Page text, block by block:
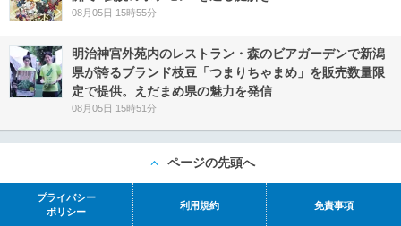
08月05日 15時55分
明治神宮外苑内のレストラン・森のビアガーデンで新潟
県が誇るブランド枝豆「つまりちゃまめ」を販売数量限
定で提供。えだまめ県の魅力を発信
08月05日 15時51分
ページの先頭へ
プライバシー
ポリシー
利用規約 免責事項